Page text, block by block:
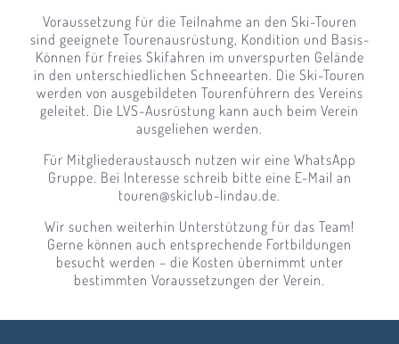
Voraussetzung für die Teilnahme an den Ski-Touren
sind geeignete Tourenausrüstung, Kondition und Basis-
Können für freies Skifahren im unverspurten Gelände
in den unterschiedlichen Schneearten. Die Ski-Touren
werden von ausgebildeten Tourenführern des Vereins
geleitet. Die LVS-Ausrüstung kann auch beim Verein
ausgeliehen werden.
Für Mitgliederaustausch nutzen wir eine WhatsApp
Gruppe. Bei Interesse schreib bitte eine E-Mail an
touren@skiclub-lindau.de.
Wir suchen weiterhin Unterstützung für das Team!
Gerne können auch entsprechende Fortbildungen
besucht werden – die Kosten übernimmt unter
bestimmten Voraussetzungen der Verein.